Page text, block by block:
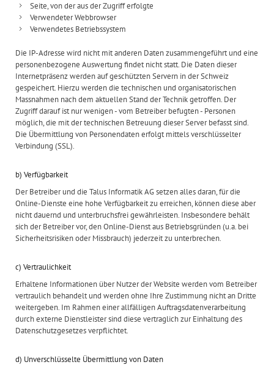
Seite, von der aus der Zugriff erfolgte
Verwendeter Webbrowser
Verwendetes Betriebssystem
Die IP-Adresse wird nicht mit anderen Daten zusammengeführt und eine
personenbezogene Auswertung findet nicht statt. Die Daten dieser
Internetpräsenz werden auf geschützten Servern in der Schweiz
gespeichert. Hierzu werden die technischen und organisatorischen
Massnahmen nach dem aktuellen Stand der Technik getroffen. Der
Zugriff darauf ist nur wenigen - vom Betreiber befugten - Personen
möglich, die mit der technischen Betreuung dieser Server befasst sind.
Die Übermittlung von Personendaten erfolgt mittels verschlüsselter
Verbindung (SSL).
b) Verfügbarkeit
Der Betreiber und die Talus Informatik AG setzen alles daran, für die
Online-Dienste eine hohe Verfügbarkeit zu erreichen, können diese aber
nicht dauernd und unterbruchsfrei gewährleisten. Insbesondere behält
sich der Betreiber vor, den Online-Dienst aus Betriebsgründen (u.a. bei
Sicherheitsrisiken oder Missbrauch) jederzeit zu unterbrechen.
c) Vertraulichkeit
Erhaltene Informationen über Nutzer der Website werden vom Betreiber
vertraulich behandelt und werden ohne Ihre Zustimmung nicht an Dritte
weitergeben. Im Rahmen einer allfälligen Auftragsdatenverarbeitung
durch externe Dienstleister sind diese vertraglich zur Einhaltung des
Datenschutzgesetzes verpflichtet.
d) Unverschlüsselte Übermittlung von Daten